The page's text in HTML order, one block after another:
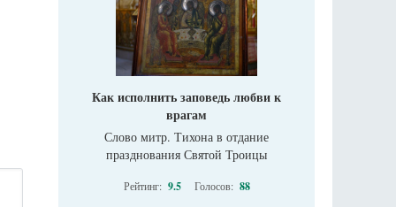
Как исполнить заповедь любви к
врагам
Слово митр. Тихона в отдание
празднования Святой Троицы
Рейтинг: 9.5 Голосов: 88